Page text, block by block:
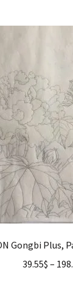
Gongbi Plus,
39.55$ –